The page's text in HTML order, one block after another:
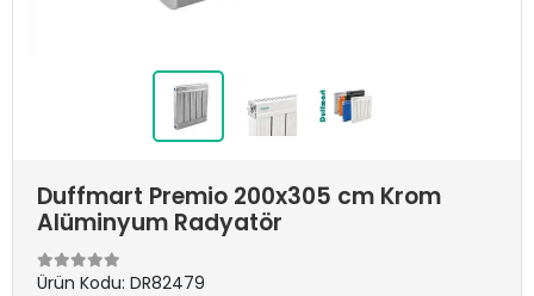
Duffmart Premio 200x305 cm Krom
Alüminyum Radyatör
Ürün Kodu: DR82479